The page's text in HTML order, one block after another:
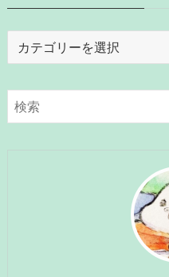
リ
ー